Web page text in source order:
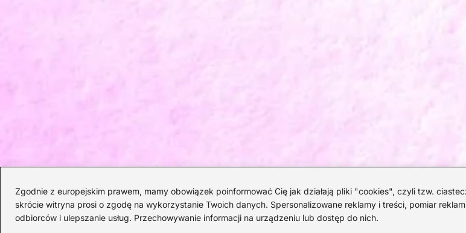
Zgodnie z europejskim prawem, mamy obowiązek poinformować Cię jak działają pliki "cookies", czyli tzw.
skrócie witryna prosi o zgodę na wykorzystanie Twoich danych. Spersonalizowane reklamy i treści, pomiar
odbiorców i ulepszanie usług. Przechowywanie informacji na urządzeniu lub dostęp do nich.